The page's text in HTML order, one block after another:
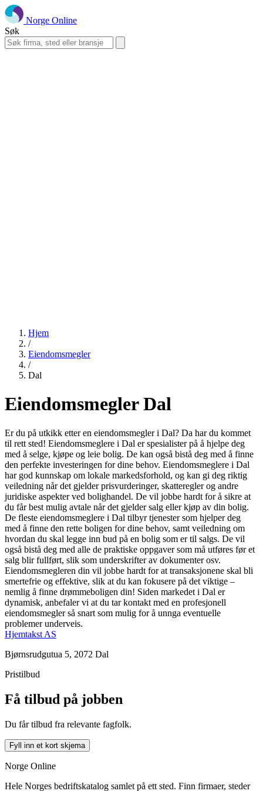
Norge Online
Søk
Hjem
/
Eiendomsmegler
/
Dal
Eiendomsmegler Dal
Er du på utkikk etter en eiendomsmegler i Dal? Da har du kommet
til rett sted! Eiendomsmeglere i Dal er spesialister på å hjelpe deg
med å selge, kjøpe og leie bolig. De kan også bistå deg med å finne
den perfekte investeringen for dine behov. Eiendomsmeglere i Dal
har god kunnskap om lokale markedsforhold, og kan gi deg riktig
veiledning når det gjelder prisvurderinger, skatteregler og andre
juridiske aspekter ved bolighandel. De vil jobbe hardt for å sikre at
du får best mulig avtale når det gjelder salg eller kjøp av din bolig.
De fleste eiendomsmeglere i Dal tilbyr tjenester som hjelper deg
med å finne den rette boligen for dine behov, samt veiledning om
hvordan du skal legge inn bud på en bolig som er til salgs. De vil
også bistå deg med alle de praktiske oppgaver som må utføres før et
salg blir fullført, slik som underskrifter av dokumenter osv.
Eiendomsmegleren din vil jobbe hardt for at transaksjonene skal bli
smertefrie og effektive, slik at du kan fokusere på det viktige –
nemlig å finne drømmeboligen din! Siden markedet i Dal er
dynamisk, anbefaler vi at du tar kontakt med en profesjonell
eiendomsmegler så snart som mulig for å unnga eventuelle
problemer underveis.
Hjemtakst AS
Bjørnsrudgutua 5, 2072 Dal
Pristilbud
Få tilbud på jobben
Du får tilbud fra relevante fagfolk.
Fyll inn et kort skjema
Norge Online
Hele Norges bedriftskatalog samlet på ett sted. Finn firmaer, steder